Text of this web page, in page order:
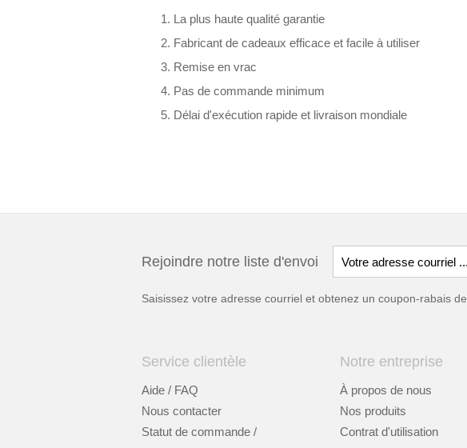
La plus haute qualité garantie
Fabricant de cadeaux efficace et facile à utiliser
Remise en vrac
Pas de commande minimum
Délai d'exécution rapide et livraison mondiale
Rejoindre notre liste d'envoi
Saisissez votre adresse courriel et obtenez un coupon-rabais de
Service clientèle
Aide / FAQ
Nous contacter
Statut de commande /
Notre entreprise
À propos de nous
Nos produits
Contrat d'utilisation